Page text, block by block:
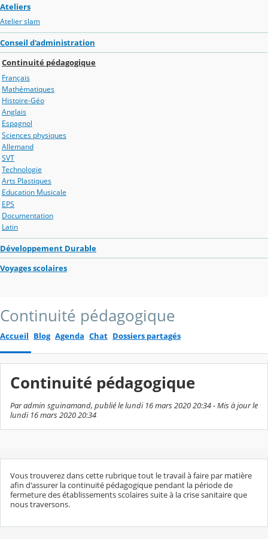
Ateliers
Atelier slam
Conseil d'administration
Continuité pédagogique
Français
Mathématiques
Histoire-Géo
Anglais
Espagnol
Sciences physiques
Allemand
SVT
Technologie
Arts Plastiques
Education Musicale
EPS
Documentation
Latin
Développement Durable
Voyages scolaires
Continuité pédagogique
Accueil Blog Agenda Chat Dossiers partagés
Continuité pédagogique
Par admin sguinamand, publié le lundi 16 mars 2020 20:34 - Mis à jour le
lundi 16 mars 2020 20:34
Vous trouverez dans cette rubrique tout le travail à faire par matière
afin d'assurer la continuité pédagogique pendant la période de
fermeture des établissements scolaires suite à la crise sanitaire que
nous traversons.